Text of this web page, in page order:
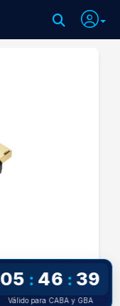
05 : 46 : 38
Válido para CABA y GBA